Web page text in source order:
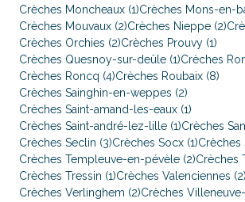
Crèches Moncheaux (1)Crèches Mons-en-
Crèches Mouvaux (2)Crèches Nieppe (2)
Crèches Orchies (2)Crèches Prouvy (1)
Crèches Quesnoy-sur-deûle (1)Crèches
Crèches Roncq (4)Crèches Roubaix (8)
Crèches Sainghin-en-weppes (2)
Crèches Saint-amand-les-eaux (1)
Crèches Saint-andré-lez-lille (1)Crèches
Crèches Seclin (3)Crèches Socx (1)Crèches
Crèches Templeuve-en-pévèle (2)Crèches
Crèches Tressin (1)Crèches Valenciennes (2)
Crèches Verlinghem (2)Crèches